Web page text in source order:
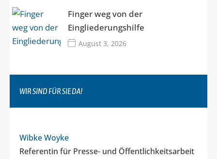
Finger weg von der
Eingliederungshilfe
August 3, 2026
WIR SIND FÜR SIE DA!
Wibke Woyke
Referentin für Presse- und Öffentlichkeitsarbeit